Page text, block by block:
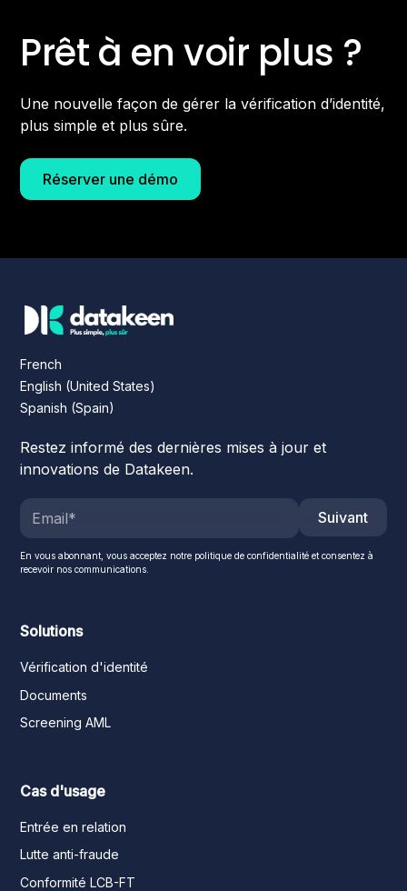
Prêt à en voir plus ?
Une nouvelle façon de gérer la vérification d’identité,
plus simple et plus sûre.
Réserver une démo
French
English (United States)
Spanish (Spain)
Restez informé des dernières mises à jour et
innovations de Datakeen.
Suivant
En vous abonnant, vous acceptez notre politique de confidentialité et consentez à
recevoir nos communications.
Solutions
Vérification d'identité
Documents
Screening AML
Cas d'usage
Entrée en relation
Lutte anti-fraude
Conformité LCB-FT